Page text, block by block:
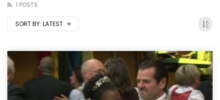
1 POSTS
SORT BY: LATEST